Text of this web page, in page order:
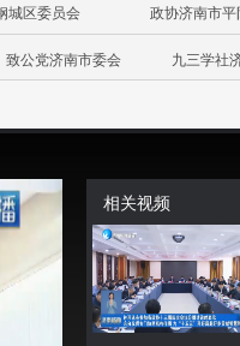
城区委员会 政协济南市
致公党济南市委会 九三学社
相关视频